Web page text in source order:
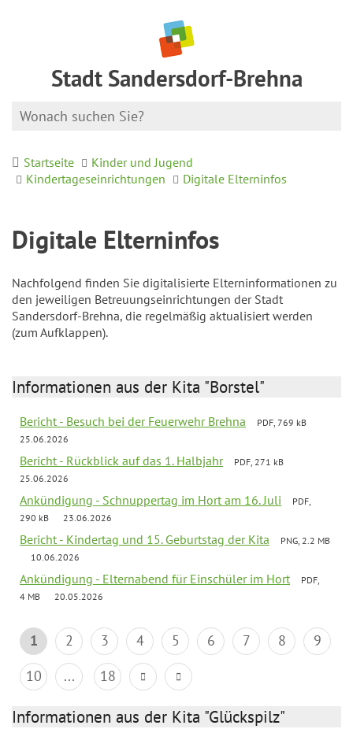
Stadt Sandersdorf-Brehna
Startseite
Kinder und Jugend
Kindertageseinrichtungen
Digitale Elterninfos
Digitale Elterninfos
Nachfolgend finden Sie digitalisierte Elterninformationen zu
den jeweiligen Betreuungseinrichtungen der Stadt
Sandersdorf-Brehna, die regelmäßig aktualisiert werden
(zum Aufklappen).
Informationen aus der Kita "Borstel"
Bericht - Besuch bei der Feuerwehr Brehna
PDF, 769 kB
25.06.2026
Bericht - Rückblick auf das 1. Halbjahr
PDF, 271 kB
25.06.2026
Ankündigung - Schnuppertag im Hort am 16. Juli
PDF,
290 kB
23.06.2026
Bericht - Kindertag und 15. Geburtstag der Kita
PNG, 2.2 MB
10.06.2026
Ankündigung - Elternabend für Einschüler im Hort
PDF,
4 MB
20.05.2026
1 2 3 4 5 6 7 8
9
10
... 18
Informationen aus der Kita "Glückspilz"